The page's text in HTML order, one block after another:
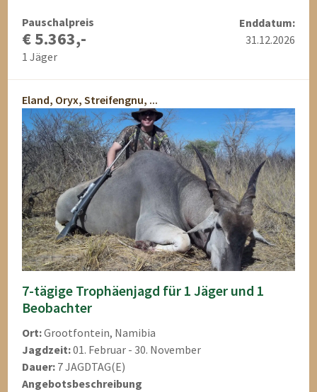
Pauschalpreis
€ 5.363,-
1 Jäger
Enddatum:
31.12.2026
Eland, Oryx, Streifengnu, ...
7-tägige Trophäenjagd für 1 Jäger und 1
Beobachter
Ort:Grootfontein, Namibia
Jagdzeit:01. Februar - 30. November
Dauer: 7 JAGDTAG(E)
Angebotsbeschreibung